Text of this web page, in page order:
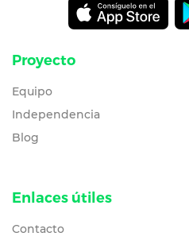
Proyecto
Equipo
Independencia
Blog
Enlaces útiles
Contacto